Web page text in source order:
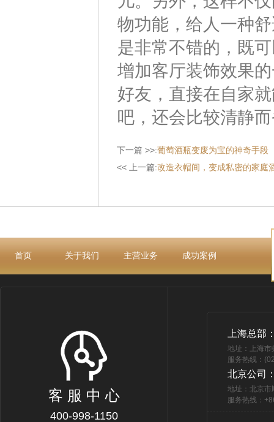
物功能，给人一种
是非常不错的，既
增加客厅装饰效果
好友，直接在自家
吧，还会比较清静
下一篇 >>:葡萄酒瓶变废为宝的神奇手段
<< 上一篇:改造衣帽间，变成私密的家庭
首页 关于我们 主营业务 成功案例
客 服 中 心
400-998-1150
上海总部
地址：上海
服务热线：
北京公司
地址：北京市
服务热线：